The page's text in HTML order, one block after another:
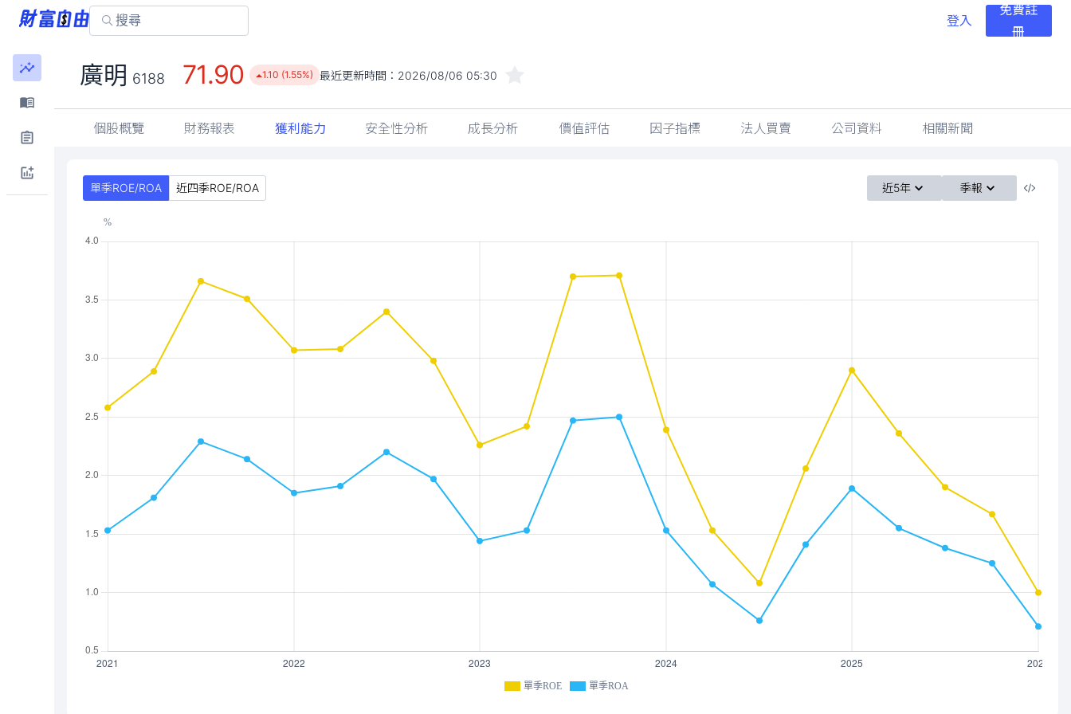
登入
免費註
冊
廣明 6188 71.90 1.10 (1.55%) 最近更新時間： 2026/08/06 05:30
個股概覽 財務報表 獲利能力 安全性分析 成長分析 價值評估 因子指標 法人買賣 公司資料 相關新聞
單季ROE/ROA 近四季ROE/ROA 近5年 季報
單季ROE 單季ROA